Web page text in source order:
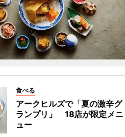
食べる
アークヒルズで「夏の激辛グ
ランプリ」 18店が限定メニ
ュー